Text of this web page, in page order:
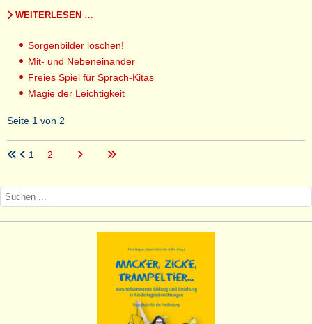
WEITERLESEN …
Sorgenbilder löschen!
Mit- und Nebeneinander
Freies Spiel für Sprach-Kitas
Magie der Leichtigkeit
Seite 1 von 2
1 2